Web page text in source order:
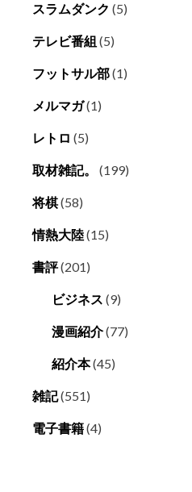
スラムダンク (5)
テレビ番組 (5)
フットサル部(1)
メルマガ(1)
レトロ (5)
取材雑記。 (199)
将棋(58)
情熱大陸(15)
書評(201)
ビジネス (9)
漫画紹介(77)
紹介本(45)
雑記(551)
電子書籍(4)